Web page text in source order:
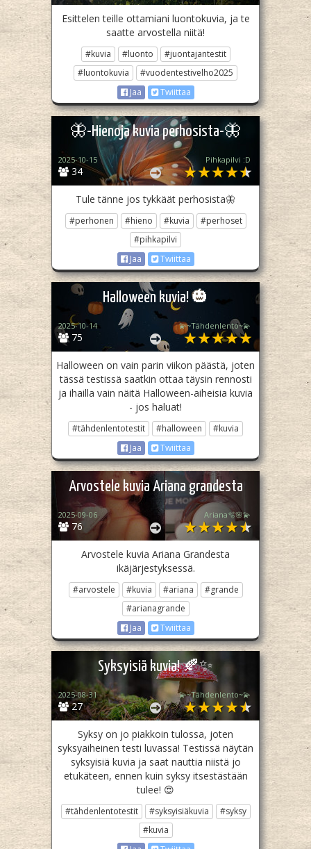
Esittelen teille ottamiani luontokuvia, ja te
saatte arvostella niitä!
#kuvia #luonto
#juontajantestit
#luontokuvia
#vuodentestivelho2025
Jaa
Twiittaa
🦋-Hienoja kuvia perhosista-🦋
34
2025-10-15 Pihkapilvi :D
Tule tänne jos tykkäät perhosista🦋
#perhonen #hieno #kuvia
#perhoset
#pihkapilvi
Jaa
Twiittaa
Halloween kuvia! 🎃
75
2025-10-14 💫~Tähdenlento~💫
Halloween on vain parin viikon päästä, joten
tässä testissä saatkin ottaa täysin rennosti
ja ihailla vain näitä Halloween-aiheisia kuvia
- jos haluat!
#tähdenlentotestit #halloween
#kuvia
Jaa
Twiittaa
Arvostele kuvia Ariana grandesta
76
2025-09-06 Ariana🫧🌸💫
Arvostele kuvia Ariana Grandesta
ikäjärjestyksessä.
#arvostele #kuvia #ariana
#grande
#arianagrande
Jaa
Twiittaa
Syksyisiä kuvia! 🍂✨
27
2025-08-31 💫~Tähdenlento~💫
Syksy on jo piakkoin tulossa, joten
syksyaiheinen testi luvassa! Testissä näytän
syksyisiä kuvia ja saat nauttia niistä jo
etukäteen, ennen kuin syksy itsestästään
tulee! 😍
#tähdenlentotestit #syksyisiäkuvia
#syksy
#kuvia